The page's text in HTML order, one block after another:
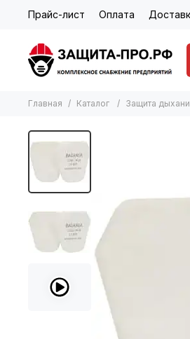
Прайс-лист Оплата
Главная Каталог Защита